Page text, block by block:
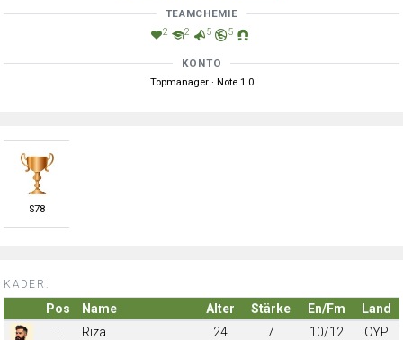
TEAMCHEMIE
2 2 5 5
KONTO
Topmanager · Note 1.0
S78
KADER:
Pos Name Alter Stärke En/Fm
Land
T
Riza 24 7 10/12
CYP